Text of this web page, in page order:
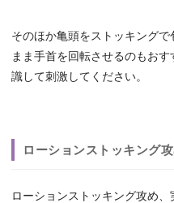
そのほか亀頭をストッキング
まま手首を回転させるのもお
識して刺激してください。
ローションストッキング
ローションストッキング攻め